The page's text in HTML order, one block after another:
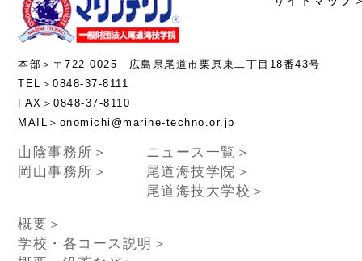
本部＞〒722-0025 広島県尾道市栗原東二丁目18番43号
TEL＞0848-37-8111
FAX＞0848-37-8110
MAIL＞onomichi@marine-techno.or.jp
山陰事務所＞
岡山事務所＞
ニュース一覧＞
尾道海技学院＞
尾道海技大学校＞
概要＞
学校・各コース説明＞